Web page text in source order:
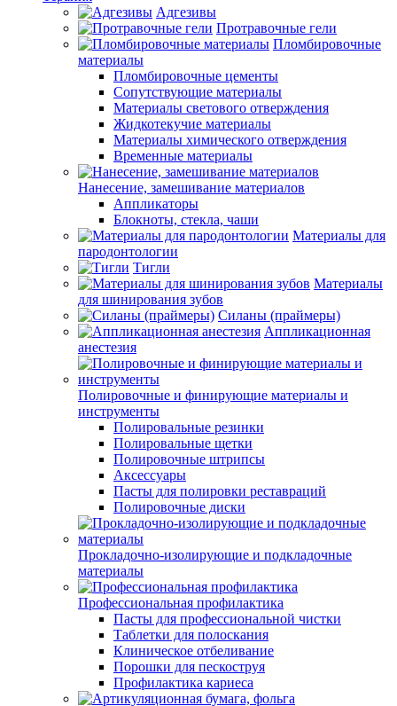
Адгезивы
Протравочные гели
Пломбировочные
материалы
Пломбировочные цементы
Сопутствующие материалы
Материалы светового отверждения
Жидкотекучие материалы
Материалы химического отверждения
Временные материалы
Нанесение, замешивание материалов
Аппликаторы
Блокноты, стекла, чаши
Материалы для
пародонтологии
Тигли
Материалы
для шинирования зубов
Силаны (праймеры)
Аппликационная
анестезия
Полировочные и финирующие материалы и
инструменты
Полировальные резинки
Полировальные щетки
Полировочные штрипсы
Аксессуары
Пасты для полировки реставраций
Полировочные диски
Прокладочно-изолирующие и подкладочные
материалы
Профессиональная профилактика
Пасты для профессиональной чистки
Таблетки для полоскания
Клиническое отбеливание
Порошки для пескоструя
Профилактика кариеса